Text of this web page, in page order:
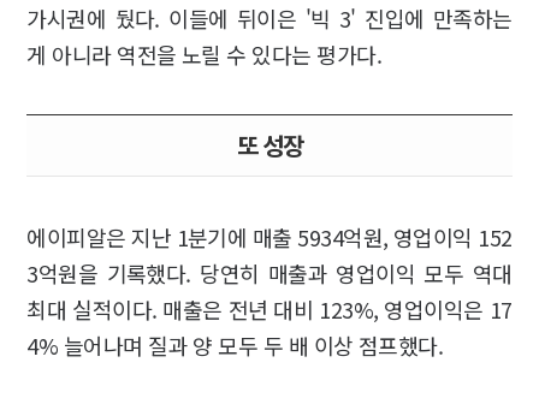
가시권에 뒀다. 이들에 뒤이은 '빅 3' 진입에 만족하는
게 아니라 역전을 노릴 수 있다는 평가다.
또 성장
에이피알은 지난 1분기에 매출 5934억원, 영업이익 152
3억원을 기록했다. 당연히 매출과 영업이익 모두 역대
최대 실적이다. 매출은 전년 대비 123%, 영업이익은 17
4% 늘어나며 질과 양 모두 두 배 이상 점프했다.